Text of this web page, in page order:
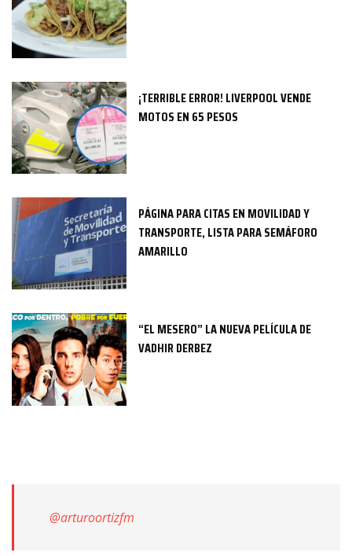
¡TERRIBLE ERROR! LIVERPOOL VENDE
MOTOS EN 65 PESOS
PÁGINA PARA CITAS EN MOVILIDAD Y
TRANSPORTE, LISTA PARA SEMÁFORO
AMARILLO
“EL MESERO” LA NUEVA PELÍCULA DE
VADHIR DERBEZ
@arturoortizfm